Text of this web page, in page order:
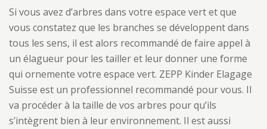
Si vous avez d’arbres dans votre espace vert et que
vous constatez que les branches se développent dans
tous les sens, il est alors recommandé de faire appel à
un élagueur pour les tailler et leur donner une forme
qui ornemente votre espace vert. ZEPP Kinder Elagage
Suisse est un professionnel recommandé pour vous. Il
va procéder à la taille de vos arbres pour qu’ils
s’intègrent bien à leur environnement. Il est aussi